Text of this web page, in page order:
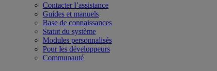
Contacter l’assistance
Guides et manuels
Base de connaissances
Statut du système
Modules personnalisés
Pour les développeurs
Communauté